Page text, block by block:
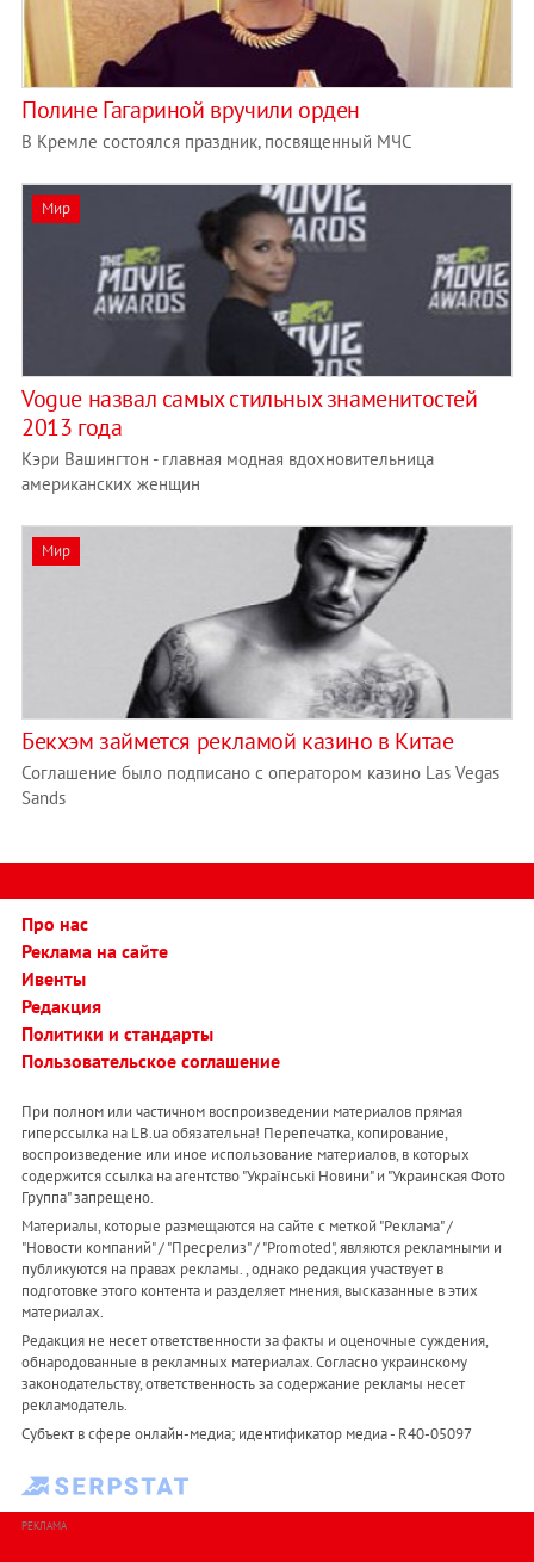
Полине Гагариной вручили орден
В Кремле состоялся праздник, посвященный МЧС
Мир
Vogue назвал самых стильных знаменитостей
2013 года
Кэри Вашингтон - главная модная вдохновительница
американских женщин
Мир
Бекхэм займется рекламой казино в Китае
Соглашение было подписано с оператором казино Las Vegas
Sands
Про нас
Реклама на сайте
Ивенты
Редакция
Политики и стандарты
Пользовательское соглашение
При полном или частичном воспроизведении материалов прямая
гиперссылка на LB.ua обязательна! Перепечатка, копирование,
воспроизведение или иное использование материалов, в которых
содержится ссылка на агентство "Українськi Новини" и "Украинская Фото
Группа" запрещено.
Материалы, которые размещаются на сайте с меткой "Реклама" /
"Новости компаний" / "Пресрелиз" / "Promoted", являются рекламными и
публикуются на правах рекламы. , однако редакция участвует в
подготовке этого контента и разделяет мнения, высказанные в этих
материалах.
Редакция не несет ответственности за факты и оценочные суждения,
обнародованные в рекламных материалах. Согласно украинскому
законодательству, ответственность за содержание рекламы несет
рекламодатель.
Субъект в сфере онлайн-медиа; идентификатор медиа - R40-05097
РЕКЛАМА